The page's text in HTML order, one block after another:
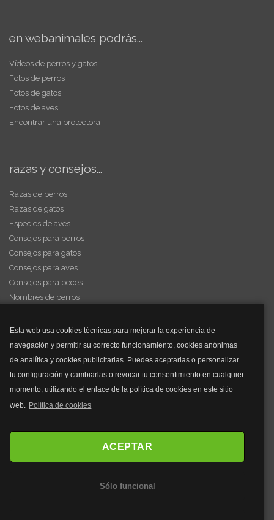
Esta web usa cookies técnicas para mejorar la experiencia de
navegación y permitir su correcto funcionamiento, cookies anónimas
de analítica y cookies publicitarias. Puedes aceptarlas o personalizar
tu configuración y cambiarlas o revocar tu consentimiento en cualquier
momento, utilizando el enlace de la política de cookies en este sitio
web. Política de cookies
ACEPTAR
Sólo funcional
en webanimales podrás...
Vídeos de perros y gatos
Fotos de perros
Fotos de gatos
Fotos de aves
Encontrar una protectora
razas y consejos...
Razas de perros
Razas de gatos
Especies de aves
Consejos para perros
Consejos para gatos
Consejos para aves
Consejos para peces
Nombres de perros
y mucho más...